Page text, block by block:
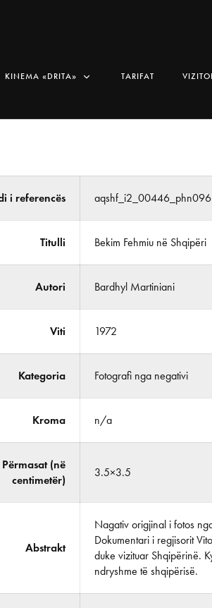
KINEMA «DRITA» TARIFAT
i referencës aqshf_i2_00446_phn096
Titulli Bekim Fehmiu në Shqipëri
Autori Bardhyl Martiniani
Viti 1972
Kategoria Fotografi nga negativi
Kroma n/a
Përmasat (në
centimetër)
3.5×3.5
Abstrakt
Nagativ origjinal i fotos
Dokumentari i regjisorit
duke vizituar Shqipërinë.
ndryshme të shqipërisë.